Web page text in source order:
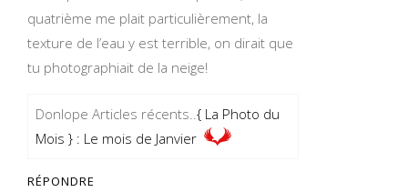
quatrième me plait particulièrement, la
texture de l’eau y est terrible, on dirait que
tu photographiait de la neige!
Donlope Articles récents..{ La Photo du
Mois } : Le mois de Janvier
RÉPONDRE